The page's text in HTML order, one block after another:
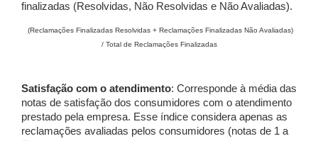
finalizadas (Resolvidas, Não Resolvidas e Não Avaliadas).
(Reclamações Finalizadas Resolvidas + Reclamações Finalizadas Não Avaliadas)
/ Total de Reclamações Finalizadas
Satisfação com o atendimento: Corresponde à média das
notas de satisfação dos consumidores com o atendimento
prestado pela empresa. Esse índice considera apenas as
reclamações avaliadas pelos consumidores (notas de 1 a